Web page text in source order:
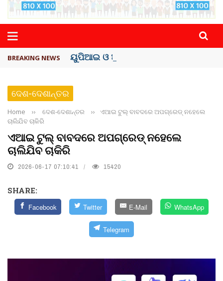
BREAKING NEWS ୟୁପିଆଇ ଓ ଅନ୍ୟାନ୍ୟ ଡିଜିଟାଲ୍ ନେଣଦେଣ ...
ଦେଶ-ଦେଶାନ୍ତର
Home ›› ଦେଶ-ଦେଶାନ୍ତର ››
ଏଆଇ ଟୁଲ୍ ବାବଦରେ ଅପଗ୍ରେଡ୍ ନହେଲେ
ଚାଲିଯିବ ଚାକିରି
ଏଆଇ ଟୁଲ୍ ବାବଦରେ ଅପଗ୍ରେଡ୍ ନହେଲେ
ଚାଲିଯିବ ଚାକିରି
2026-06-17 07:10:41 15420
SHARE:
Facebook Twitter E-Mail WhatsApp
Telegram